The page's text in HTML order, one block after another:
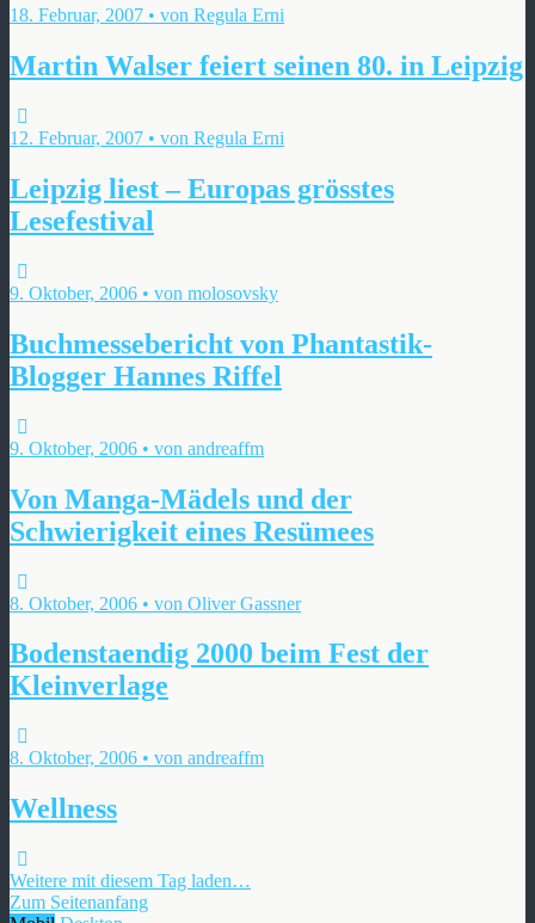
18. Februar, 2007 • von Regula Erni
Martin Walser feiert seinen 80. in Leipzig
12. Februar, 2007 • von Regula Erni
Leipzig liest – Europas grösstes
Lesefestival
9. Oktober, 2006 • von molosovsky
Buchmessebericht von Phantastik-
Blogger Hannes Riffel
9. Oktober, 2006 • von andreaffm
Von Manga-Mädels und der
Schwierigkeit eines Resümees
8. Oktober, 2006 • von Oliver Gassner
Bodenstaendig 2000 beim Fest der
Kleinverlage
8. Oktober, 2006 • von andreaffm
Wellness
Weitere mit diesem Tag laden…
Zum Seitenanfang